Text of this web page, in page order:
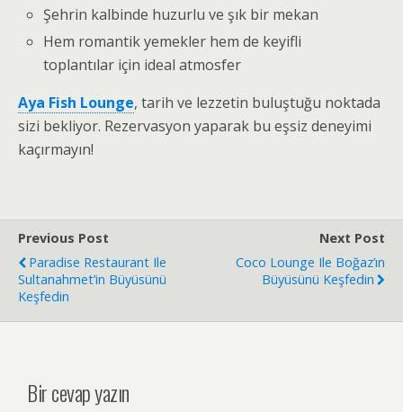
Şehrin kalbinde huzurlu ve şık bir mekan
Hem romantik yemekler hem de keyifli
toplantılar için ideal atmosfer
Aya Fish Lounge, tarih ve lezzetin buluştuğu noktada
sizi bekliyor. Rezervasyon yaparak bu eşsiz deneyimi
kaçırmayın!
Previous Post
Paradise Restaurant Ile
Sultanahmet’in Büyüsünü
Keşfedin
Next Post
Coco Lounge Ile Boğaz’ın
Büyüsünü Keşfedin
Bir cevap yazın